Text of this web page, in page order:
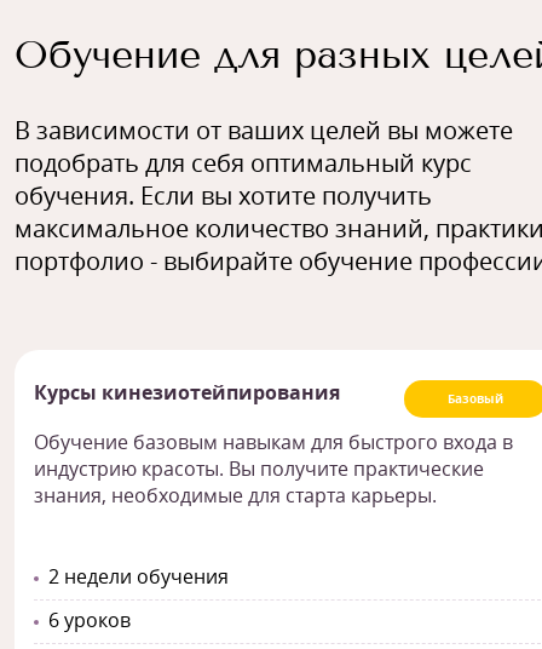
Обучение для разных
В зависимости от ваших целей вы можете
подобрать для себя оптимальный курс
обучения. Если вы хотите получить
максимальное количество знаний,
портфолио - выбирайте обучение
Базовый
Курсы кинезиотейпирования
Обучение базовым навыкам для быстрого входа в
индустрию красоты. Вы получите практические
знания, необходимые для старта карьеры.
2 недели обучения
6 уроков